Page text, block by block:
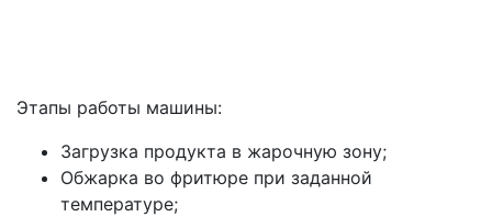
Этапы работы машины:
Загрузка продукта в жарочную зону;
Обжарка во фритюре при заданной
температуре;